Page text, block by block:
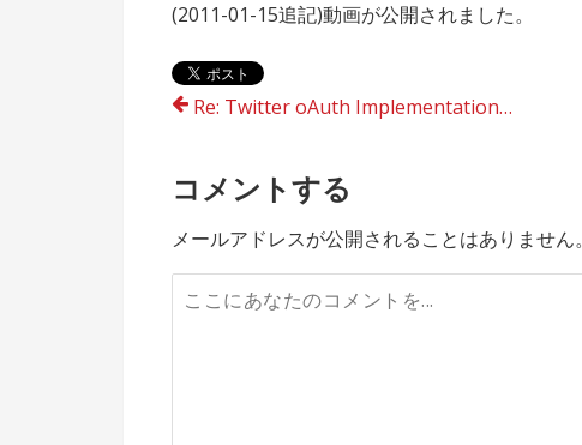
(2011-01-15追記)動画が公開されました。
投
ナ
ビ
ゲ
Re: Twitter oAuth Implementation for Titanium Mobile
コメントする
メールアドレスが公開されることはありません。